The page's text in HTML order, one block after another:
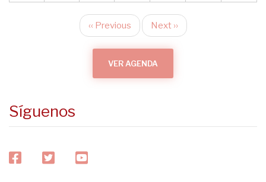
Pagination
‹‹ Previous Next ››
VER AGENDA
Síguenos
facebooktwitteryoutube